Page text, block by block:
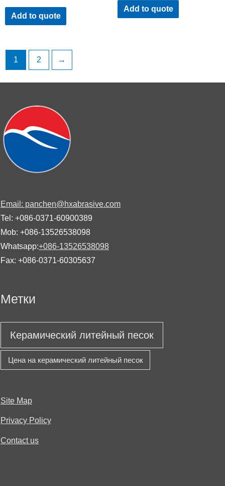
Add to quote
Add to quote
1 2 →
Email: panchen@hxabrasive.com
Tel: +086-0371-60900389
Mob: +086-13526538098
Whatsapp:+086-13526538098
Fax: +086-0371-60305637
Метки
Керамический литейный песок
Цена на керамический литейный песок
Site Map
Privacy Policy
Contact us